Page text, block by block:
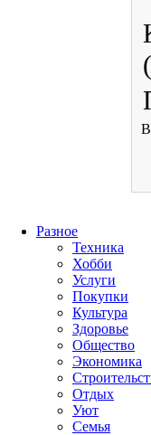
Разное
Техника
Хобби
Услуги
Покупки
Культура
Здоровье
Общество
Экономика
Отдых
Уют
Семья